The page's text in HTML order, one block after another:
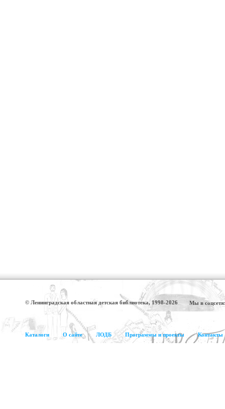
© Ленинградская областная детская библиотека, 1998-2026 Мы в
Каталоги О сайте ЛОДБ Программы и проекты Контакты